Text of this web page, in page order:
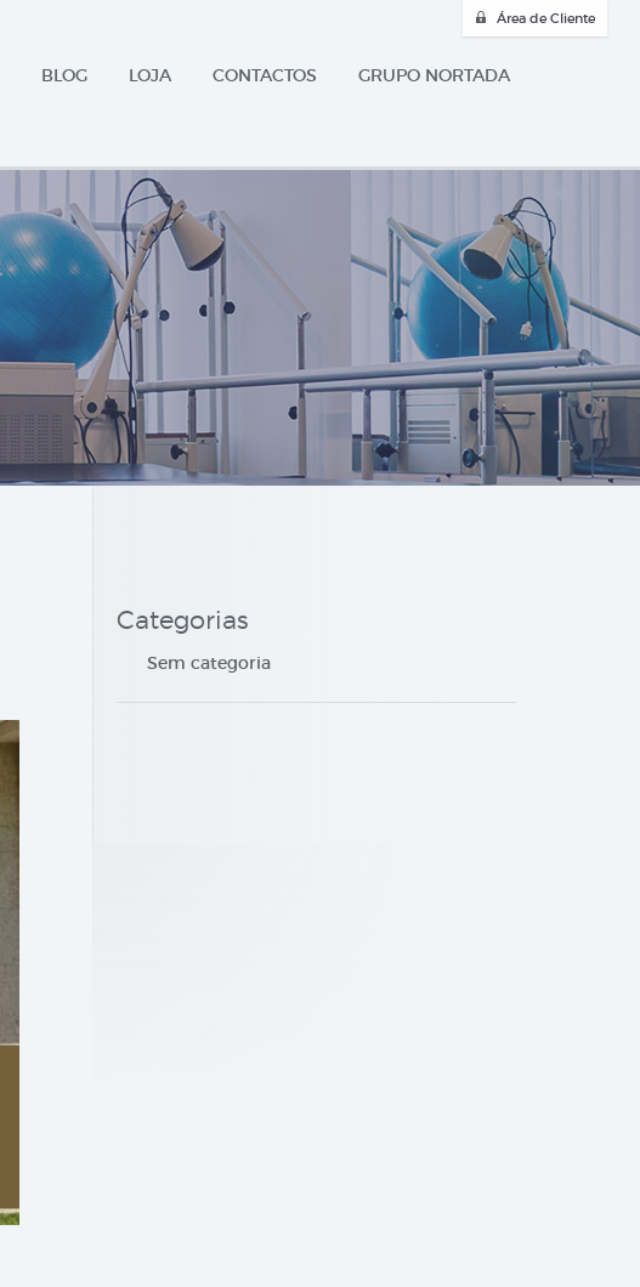
Área de Cliente
BLOG LOJA CONTACTOS GRUPO NORTADA
Categorias
Sem categoria